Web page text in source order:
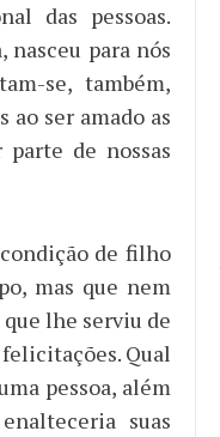
das pessoas.
nasceu para nós
se, também,
ao ser amado as
de nossas
de filho
mas que nem
lhe serviu de
Qual
pessoa, além
suas